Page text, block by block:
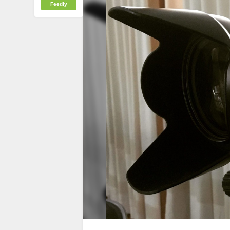
Feedly